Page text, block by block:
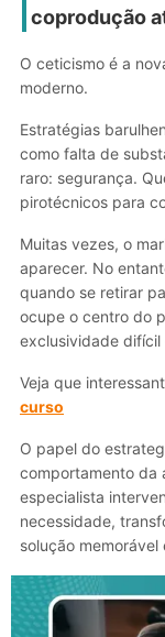
coprodução
O ceticismo é a
moderno.
Estratégias
como falta de
raro: segurança.
pirotécnicos para
Muitas vezes, o
aparecer. No
quando se retirar
ocupe o centro do
exclusividade difícil
Veja que
curso
O papel do
comportamento da
especialista
necessidade,
solução memorável